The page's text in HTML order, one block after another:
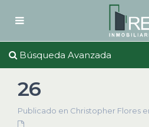
Búsqueda Avanzada
26
Publicado en Christopher Flores